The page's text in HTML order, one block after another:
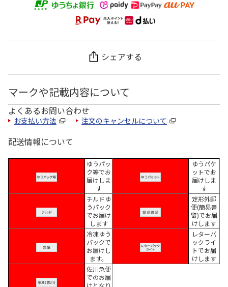
シェアする
マークや記載内容について
よくあるお問い合わせ
お支払い方法 注文のキャンセルについて
配送情報について
ゆうパッ
ク等でお
届けしま
す
ゆうパケ
ットでお
届けしま
す
チルドゆ
うパック
でお届け
します
定形外郵
便(簡易書
留)でお届
けします
冷凍ゆう
パックで
お届けし
ます。
レターパ
ックライ
トでお届
けします
佐川急便
でのお届